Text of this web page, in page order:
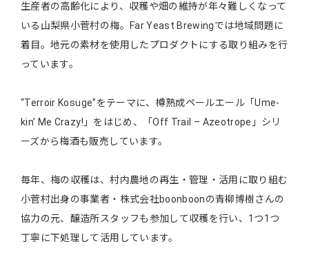
生産者の高齢化により、収穫や畑の維持が年々難しくなって
いる山梨県小菅村の梅。Far Yeast Brewingでは地域問題に
着目。地元の素材を使用したプロダクトにする取り組みを行
っています。
“Terroir Kosuge”をテーマに、樽熟成ペールエール「Ume-
kin’ Me Crazy!」をはじめ、「Off Trail – Azeotrope」シリ
ーズから梅酒も販売しています。
毎年、梅の収穫は、村内農地の再生・管理・活用に取り組む
小菅村出身の事業者・株式会社boonboonの青柳博樹さんの
協力の元、醸造所スタッフも参加して収穫を行い、1つ1つ
丁寧に下処理して活用しています。